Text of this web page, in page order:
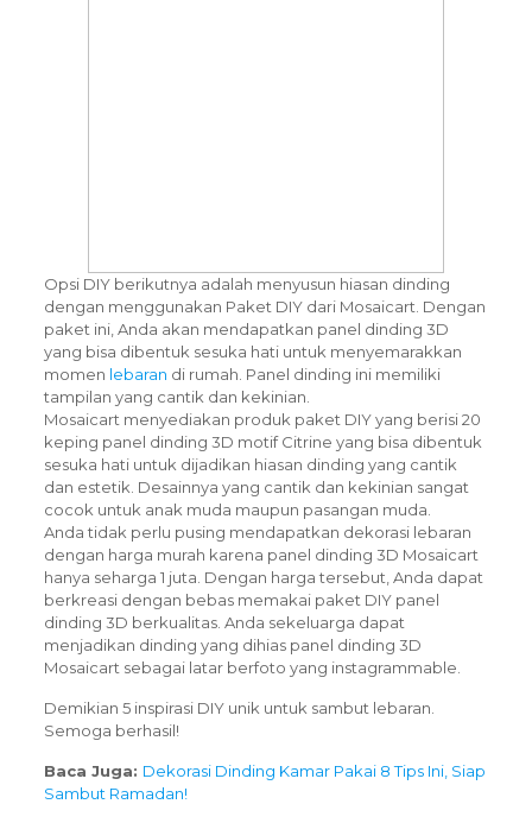
Opsi DIY berikutnya adalah menyusun hiasan dinding
dengan menggunakan Paket DIY dari Mosaicart. Dengan
paket ini, Anda akan mendapatkan panel dinding 3D
yang bisa dibentuk sesuka hati untuk menyemarakkan
momen lebaran di rumah. Panel dinding ini memiliki
tampilan yang cantik dan kekinian.
Mosaicart menyediakan produk paket DIY yang berisi 20
keping panel dinding 3D motif Citrine yang bisa dibentuk
sesuka hati untuk dijadikan hiasan dinding yang cantik
dan estetik. Desainnya yang cantik dan kekinian sangat
cocok untuk anak muda maupun pasangan muda.
Anda tidak perlu pusing mendapatkan dekorasi lebaran
dengan harga murah karena panel dinding 3D Mosaicart
hanya seharga 1 juta. Dengan harga tersebut, Anda dapat
berkreasi dengan bebas memakai paket DIY panel
dinding 3D berkualitas. Anda sekeluarga dapat
menjadikan dinding yang dihias panel dinding 3D
Mosaicart sebagai latar berfoto yang instagrammable.
Demikian 5 inspirasi DIY unik untuk sambut lebaran.
Semoga berhasil!
Baca Juga: Dekorasi Dinding Kamar Pakai 8 Tips Ini, Siap
Sambut Ramadan!